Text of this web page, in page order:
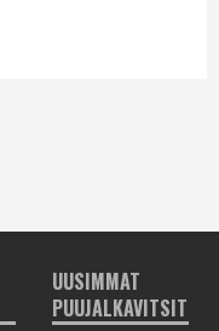
UUSIMMAT
PUUJALKAVITSIT